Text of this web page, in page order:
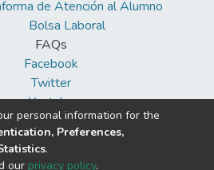
de Atención al Alumno
Bolsa Laboral
FAQs
Facebook
Twitter
Youtube
personal information for the
Preferences,
.
our privacy policy.